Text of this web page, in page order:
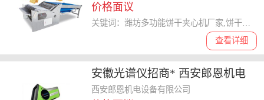
价格面议
查看详细
安徽光谱仪招商* 西安郎恩机电
设备供应
西安郎恩机电设备有限公司